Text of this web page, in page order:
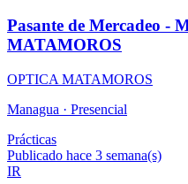
Pasante de Mercadeo -
MATAMOROS
OPTICA MATAMOROS
Managua · Presencial
Prácticas
Publicado hace 3 semana(s)
IR